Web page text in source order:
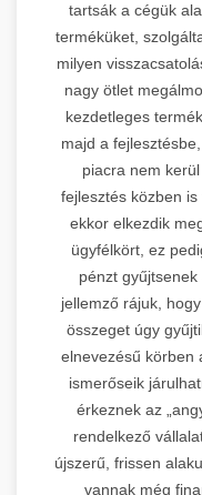
tartsák a cégük
terméküket,
milyen
nagy ötlet
kezdetleges
majd a
piacra nem
fejlesztés közben
ekkor elkezdik
ügyfélkört, ez
pénzt
jellemző rájuk,
összeget úgy
elnevezésű körben
ismerőseik
érkeznek az
rendelkező
újszerű, frissen
vannak még